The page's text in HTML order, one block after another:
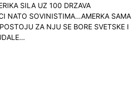
SILA UZ 100 DRZAVA
NATO SOVINISTIMA…AMERKA SAMA
ZA NJU SE BORE SVETSKE I